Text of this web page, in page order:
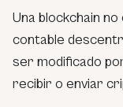
Una blockchain
contable
ser modificado
recibir o enviar